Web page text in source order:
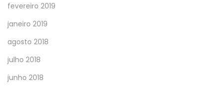
fevereiro 2019
janeiro 2019
agosto 2018
julho 2018
junho 2018